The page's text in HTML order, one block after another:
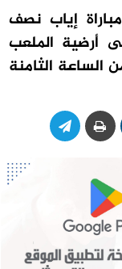
إياب نصف
على أرضية الملعب
الساعة الثامنة